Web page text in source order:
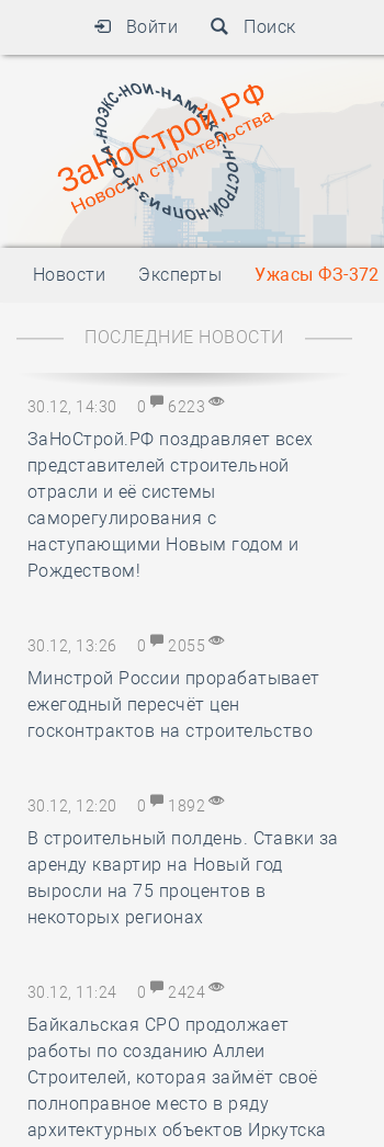
Войти Поиск
Новости Эксперты Ужасы ФЗ-372
ПОСЛЕДНИЕ НОВОСТИ
30.12, 14:30 0 6223
ЗаНоСтрой.РФ поздравляет всех
представителей строительной
отрасли и её системы
саморегулирования с
наступающими Новым годом и
Рождеством!
30.12, 13:26 0 2055
Минстрой России прорабатывает
ежегодный пересчёт цен
госконтрактов на строительство
30.12, 12:20 0 1892
В строительный полдень. Ставки за
аренду квартир на Новый год
выросли на 75 процентов в
некоторых регионах
30.12, 11:24 0 2424
Байкальская СРО продолжает
работы по созданию Аллеи
Строителей, которая займёт своё
полноправное место в ряду
архитектурных объектов Иркутска